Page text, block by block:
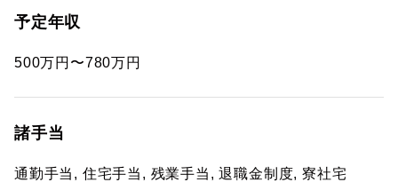
予定年収
500万円〜780万円
諸手当
通勤手当, 住宅手当, 残業手当, 退職金制度, 寮社宅